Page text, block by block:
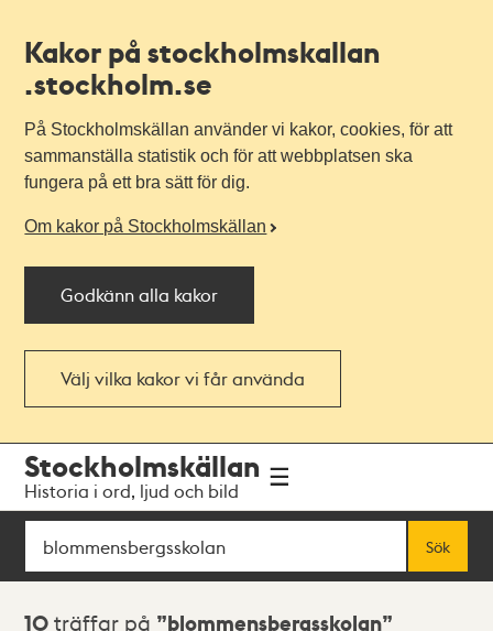
Kakor på stockholmskallan
.stockholm.se
På Stockholmskällan använder vi kakor, cookies, för att
sammanställa statistik och för att webbplatsen ska
fungera på ett bra sätt för dig.
Om kakor på Stockholmskällan
Godkänn alla kakor
Välj vilka kakor vi får använda
navigationen
huvudinnehållet
Stockholmskällan
Historia i ord, ljud och bild
Sök
Sök
Sökresultat
10 träffar på blommensbergsskolan